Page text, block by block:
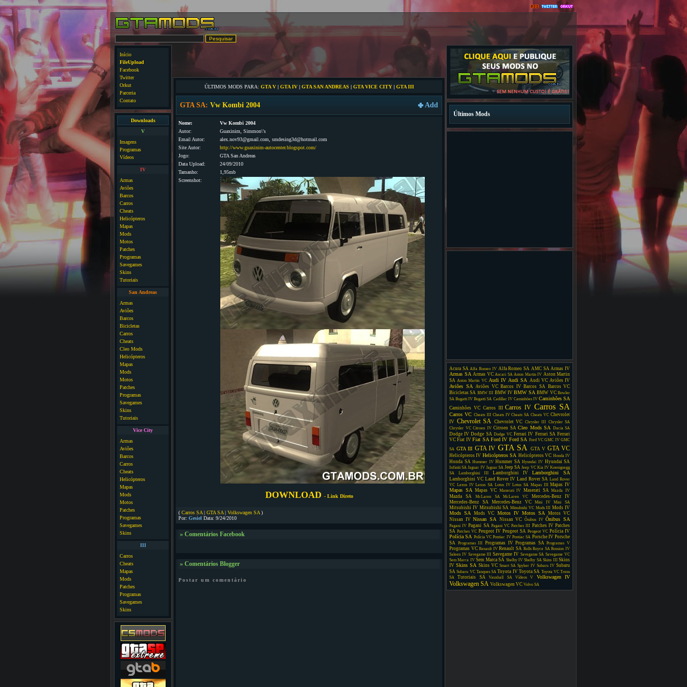
Início
FileUpload
Facebook
Twitter
Orkut
Parceria
Contato
Downloads
V
Imagens
Programas
Vídeos
IV
Armas
Aviões
Barcos
Carros
Cheats
Helicópteros
Mapas
Mods
Motos
Patches
Programas
Savegames
Skins
Tutoriais
San Andreas
Armas
Aviões
Barcos
Bicicletas
Carros
Cheats
Cleo Mods
Helicópteros
Mapas
Mods
Motos
Patches
Programas
Savegames
Skins
Tutoriais
Vice City
Armas
Aviões
Barcos
Carros
Cheats
Helicópteros
Mapas
Mods
Motos
Patches
Programas
Savegames
Skins
III
Carros
Cheats
Mapas
Mods
Patches
Programas
Savegames
Skins
ÚLTIMOS MODS PARA: GTA V| GTA IV| GTA SAN ANDREAS | GTA VICE CITY| GTA III
GTA SA: Vw Kombi 2004 Add
Nome:
Vw Kombi 2004
Autor:
Guaxinim, Simmon\'s
Email Autor:
alex.nov93@gmail.com, smdesing3d@hotmail.com
Site Autor:
http://www.guaxinim-autocenter.blogspot.com/
Jogo:
GTA San Andreas
Data Upload:
24/09/2010
Tamanho:
1,95mb
Screenshot:
DOWNLOAD - Link Direto
( Carros SA | GTA SA | Volkswagen SA )
Por: Gesiel Data: 9/24/2010
» Comentários Facebook
» Comentários Blogger
Postar um comentário
Últimos Mods
Acura SA Alfa Romeo IV Alfa Romeo SA AMC SA Armas IV
Armas SA Armas VC Ascari SA Aston Martin IV Aston Martin
SA Aston Martin VC Audi IV Audi SA Audi VC Aviões IV
Aviões SA Aviões VC Barcos IV Barcos SA Barcos VC
Bicicletas SA BMW III BMW IV BMW SA BMW VC Bowler
SA Bugatti IV Bugatti SA Cadillac IV Caminhões IV Caminhões SA
Caminhões VC Carros III Carros IV Carros SA
Carros VC Cheats III Cheats IV Cheats SA Cheats VC Chevrolet
IV Chevrolet SA Chevrolet VC Chrysler III Chrysler SA
Chrysler VC Citroen IV Citroen SA Cleo Mods SA Dacia SA
Dodge IV Dodge SA Dodge VC Ferrari IV Ferrari SA Ferrari
VC Fiat IV Fiat SA Ford IV Ford SA Ford VC GMC IV GMC
SA GTA III GTA IV GTA SA GTA V GTA VC
Helicópteros IV Helicópteros SA Helicópteros VC Honda IV
Honda SA Hummer IV Hummer SA Hyundai IV Hyundai SA
Infiniti SA Jaguar IV Jaguar SA Jeep SA Jeep VC Kia IV Koenigsegg
SA
Lamborghini III Lamborghini IV Lamborghini SA
Lamborghini VC Land Rover IV Land Rover SA Land Rover
VC Lexus IV Lexus SA Lotus IV Lotus SA Mapas III Mapas IV
Mapas SA Mapas VC Maserati IV Maserati SA Mazda IV
Mazda SA McLaren SA McLaren VC
Mercedes-Benz IV
Mercedes-Benz SA
Mercedes-Benz VC Mini IV Mini SA
Mitsubishi IV Mitsubishi SA Mitsubishi VC Mods III Mods IV
Mods SA Mods VC Motos IV Motos SA
Motos VC
Nissan IV Nissan SA Nissan VC Ônibus IV Ônibus SA
Pagani IV Pagani SA Pagani VC Patches III Patches IV Patches
SA Patches VC Peugeot IV Peugeot SA Peugeot VC Polícia IV
Polícia SA Polícia VC Pontiac IV Pontiac SA Porsche IV Porsche
SA Programas III Programas IV Programas SA Programas V
Programas VC Renault IV Renault SA Rolls Royce SA Rossion IV
Saleen IV Savegame III Savegame IV Savegame SA Savegame VC
Sem Marca IV Sem Marca SA Shelby IV Shelby SA Skins III Skins
IV Skins SA Skins VC Smart SA Spyker IV Subaru IV Subaru
SA Subaru VC Tanques SA Toyota IV Toyota SA Toyota VC Trens
SA
Tutoriais SA Vauxhall SA Vídeos V Volkswagen IV
Volkswagen SA Volkswagen VC Volvo SA